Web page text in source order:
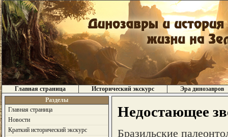
Главная страница Исторический экскурс
Эра динозавров
Разделы
Главная страница
Новости
Краткий исторический экскурс
Недостающее
Бразильские